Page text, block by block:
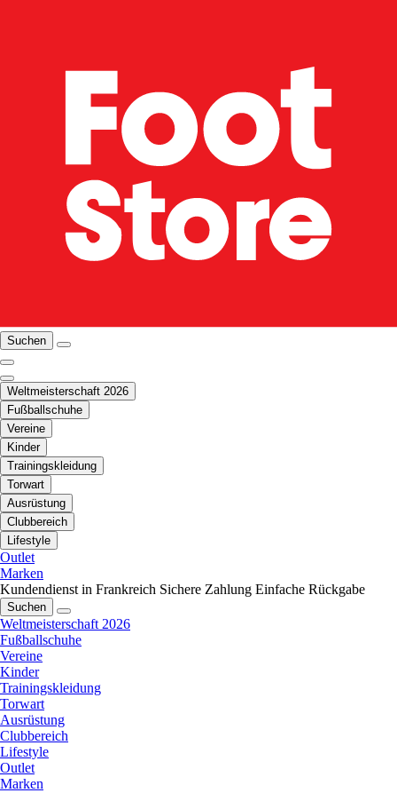
Suchen
Weltmeisterschaft 2026
Fußballschuhe
Vereine
Kinder
Trainingskleidung
Torwart
Ausrüstung
Clubbereich
Lifestyle
Outlet
Marken
Kundendienst in Frankreich Sichere Zahlung Einfache Rückgabe
Suchen
Weltmeisterschaft 2026
Fußballschuhe
Vereine
Kinder
Trainingskleidung
Torwart
Ausrüstung
Clubbereich
Lifestyle
Outlet
Marken